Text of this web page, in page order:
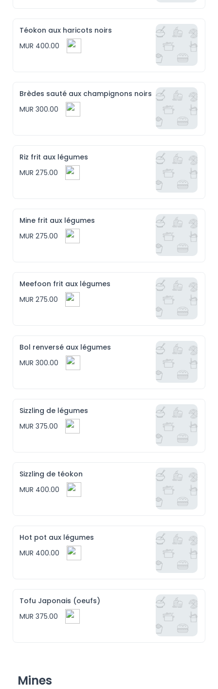
Téokon aux haricots noirs
MUR 400.00
Brèdes sauté aux champignons noirs
MUR 300.00
Riz frit aux légumes
MUR 275.00
Mine frit aux légumes
MUR 275.00
Meefoon frit aux légumes
MUR 275.00
Bol renversé aux légumes
MUR 300.00
Sizzling de légumes
MUR 375.00
Sizzling de téokon
MUR 400.00
Hot pot aux légumes
MUR 400.00
Tofu Japonais (oeufs)
MUR 375.00
Mines